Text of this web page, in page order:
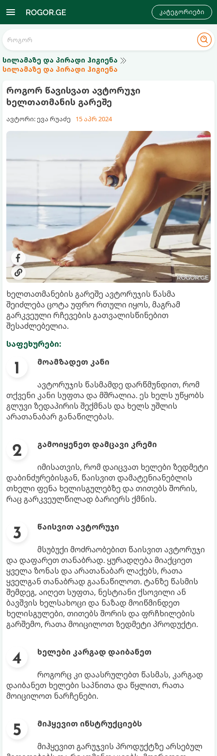
კატეგორიები
სილამაზე და პირადი ჰიგიენა
სილამაზე და პირადი ჰიგიენა
როგორ წავისვათ ავტორუჯი
ხელთათმანის გარეშე
ავტორი: ევა რუაძე 15 აპრ 2024
ხელთათმანების გარეშე ავტორუჯის წასმა
შეიძლება ცოტა უფრო რთული იყოს, მაგრამ
გარკვეული რჩევების გათვალისწინებით
შესაძლებელია.
საფეხურები:
მოამზადეთ კანი
ავტორუჯის წასმამდე დარწმუნდით, რომ
თქვენი კანი სუფთა და მშრალია. ეს ხელს უწყობს
გლუვი ზედაპირის შექმნას და ხელს უშლის
არათანაბარ განაწილებას.
გამოიყენეთ დამცავი კრემი
იმისათვის, რომ დაიცვათ ხელები ზედმეტი
დაბინძურებისგან, წაისვით დამატენიანებლის
თხელი ფენა ხელისგულებზე და თითებს შორის,
რაც გარკვეულწილად ბარიერს ქმნის.
წაისვით ავტორუჯი
მსუბუქი მოძრაობებით წაისვით ავტორუჯი
და დაფარეთ თანაბრად. ყურადღება მიაქციეთ
ყველა ზონას და არათანაბარ ლაქებს, რათა
ყველგან თანაბრად გაანაწილოთ. ტანზე წასმის
შემდეგ, აიღეთ სუფთა, ნესტიანი ქსოვილი ან
ბავშვის ხელსახოცი და ნაზად მოიწმინდეთ
ხელისგულები, თითებს შორის და ფრჩხილების
გარშემო, რათა მოიცილოთ ზედმეტი პროდუქტი.
ხელები კარგად დაიბანეთ
როგორც კი დაასრულებთ წასმას, კარგად
დაიბანეთ ხელები საპნითა და წყლით, რათა
მოიცილოთ ნარჩენები.
მიჰყევით ინსტრუქციებს
მიჰყევით გარუჯვის პროდუქტზე არსებულ